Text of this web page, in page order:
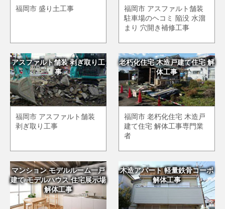
福岡市 盛り土工事
福岡市 アスファルト舗装
駐車場のヘコミ 陥没 水溜
まり 穴開き補修工事
アスファルト舗装 剥ぎ取り工
事
福岡市 アスファルト舗装
剥ぎ取り工事
老朽化住宅 木造戸建て住宅 解
体工事
福岡市 老朽化住宅 木造戸
建て住宅 解体工事専門業
者
マンション モデルルーム一戸
建て モデルハウス 住宅展示場
解体工事
木造アパート 軽量鉄骨コーポ
解体工事